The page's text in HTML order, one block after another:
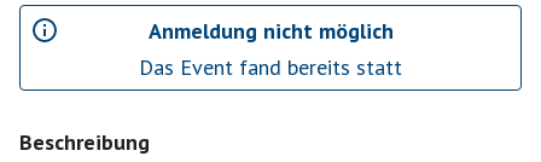
Anmeldung nicht möglich
Das Event fand bereits statt
Beschreibung